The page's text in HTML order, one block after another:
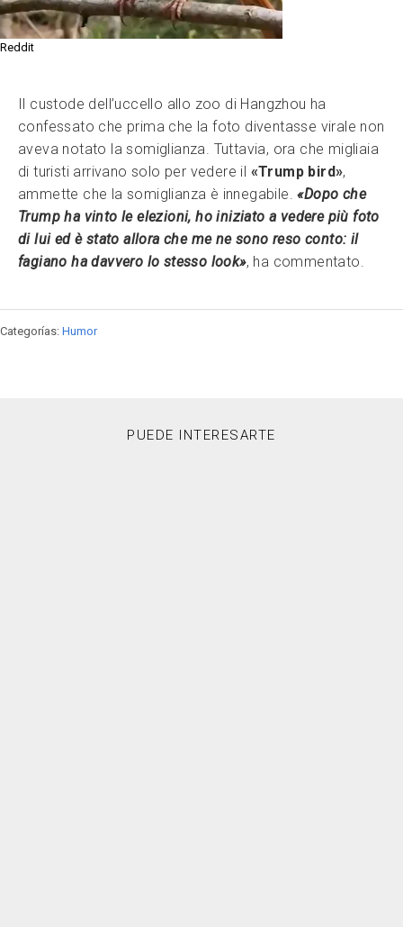
Reddit
Il custode dell’uccello allo zoo di Hangzhou ha
confessato che prima che la foto diventasse virale non
aveva notato la somiglianza. Tuttavia, ora che migliaia
di turisti arrivano solo per vedere il «Trump bird»,
ammette che la somiglianza è innegabile.«Dopo che
Trump ha vinto le elezioni, ho iniziato a vedere più foto
di lui ed è stato allora che me ne sono reso conto: il
fagiano ha davvero lo stesso look», ha commentato.
Categorías: Humor
PUEDE INTERESARTE